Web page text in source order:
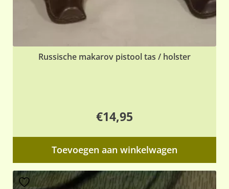
Russische makarov pistool tas / holster
€14,95
Toevoegen aan winkelwagen